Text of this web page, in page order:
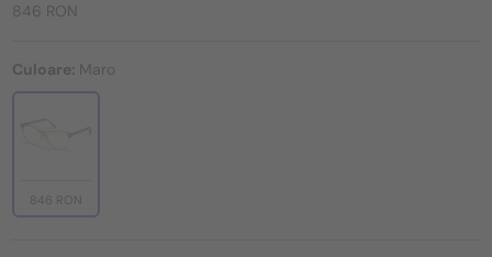
846 RON
Culoare: Maro
846 RON